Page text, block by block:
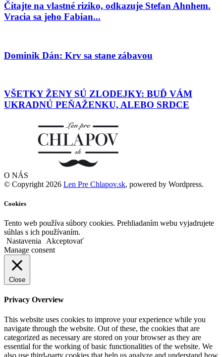
Čítajte na vlastné riziko, odkazuje Stefan Ahnhem.
Vracia sa jeho Fabian...
Dominik Dán: Krv sa stane zábavou
VŠETKY ŽENY SÚ ZLODEJKY: BUĎ VÁM
UKRADNÚ PEŇAŽENKU, ALEBO SRDCE
O NÁS
© Copyright 2026 Len Pre Chlapov.sk, powered by Wordpress.
Cookies
Tento web používa súbory cookies. Prehliadaním webu vyjadrujete
súhlas s ich používaním.
Nastavenia
Akceptovať
Manage consent
Close
Privacy Overview
This website uses cookies to improve your experience while you
navigate through the website. Out of these, the cookies that are
categorized as necessary are stored on your browser as they are
essential for the working of basic functionalities of the website. We
also use third-party cookies that help us analyze and understand how